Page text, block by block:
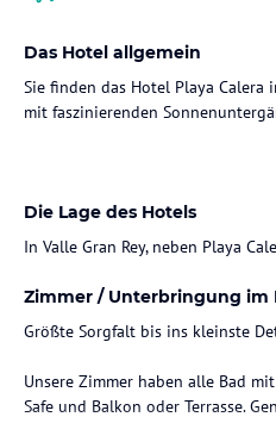
Das Hotel allgemein
Sie finden das Hotel Playa Calera
mit faszinierenden
Die Lage des Hotels
In Valle Gran Rey, neben Playa
Zimmer / Unterbringung im
Größte Sorgfalt bis ins kleinste
Unsere Zimmer haben alle Bad
Safe und Balkon oder Terrasse.